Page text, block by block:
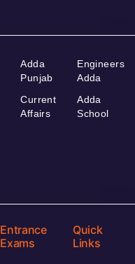
Adda
Punjab
Current
Affairs
Engineers
Adda
Adda
School
Entrance
Exams
Quick
Links